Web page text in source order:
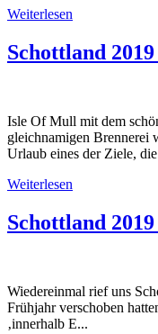
Weiterlesen
Schottland
Isle Of Mull mit dem
gleichnamigen Brennerei
Urlaub eines der Ziele,
Weiterlesen
Schottland
Wiedereinmal rief uns
Frühjahr verschoben
‚innerhalb E...